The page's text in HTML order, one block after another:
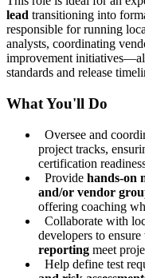
lead transitioning into
responsible for running
analysts, coordinating
improvement
standards and release
What You'll Do
Oversee and
project tracks,
certification
Provide hands-on
and/or vendor
offering coaching
Collaborate with
developers to ensure
reporting meet
Help define test